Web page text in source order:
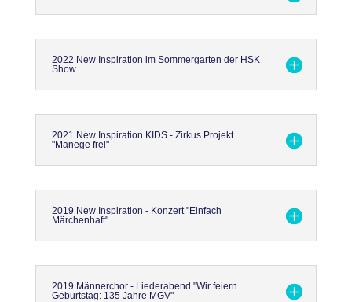
2022 New Inspiration im Sommergarten der HSK
Show
2021 New Inspiration KIDS - Zirkus Projekt
"Manege frei"
2019 New Inspiration - Konzert "Einfach
Märchenhaft"
2019 Männerchor - Liederabend "Wir feiern
Geburtstag: 135 Jahre MGV"